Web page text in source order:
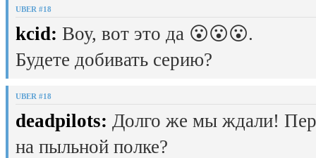
UBER #18
kcid: Воу, вот это да 😮😮😮.
Будете добивать серию?
UBER #18
deadpilots: Долго же мы ждали!
на пыльной полке?